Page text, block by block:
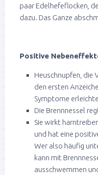
paar Edelhefeflocken,
dazu. Das Ganze
Positive
Heuschnupfen, die
den ersten
Symptome
Die Brennnessel
Sie wirkt
und hat eine
Wer also häufig
kann mit
ausschwemmen